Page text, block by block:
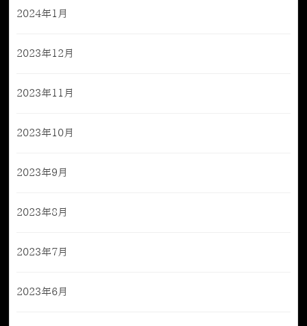
2024年1月
2023年12月
2023年11月
2023年10月
2023年9月
2023年8月
2023年7月
2023年6月